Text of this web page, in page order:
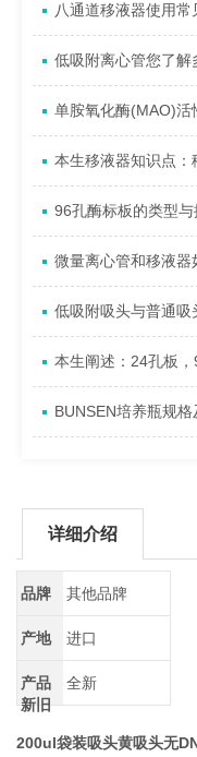
八通道移液器使用
低吸附离心管您了解
单胺氧化酶(MAO)活
本生移液器知识点
96孔酶标板的类型
微量离心管和移液器
低吸附吸头与普通吸
BUNSEN培养瓶规
详细介绍
品牌 其他品牌
产地 进口
产品
新旧
全新
200ul袋装吸头黄吸头无